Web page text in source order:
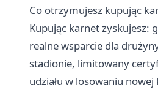
Co otrzymujesz kupując
Kupując karnet zyskujesz:
realne wsparcie dla
stadionie, limitowany
udziału w losowaniu